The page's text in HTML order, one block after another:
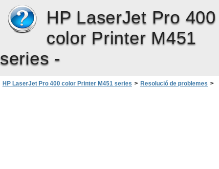
HP LaserJet Pro 400
color Printer M451
series -
HP LaserJet Pro 400 color Printer M451 series > Resolució de problemes >